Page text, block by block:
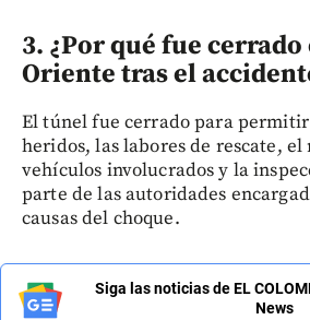
3. ¿Por qué fue
Oriente tras el
El túnel fue cerrado para
heridos, las labores de rescate,
vehículos involucrados y la
parte de las autoridades
causas del choque.
Siga las noticias de EL
News